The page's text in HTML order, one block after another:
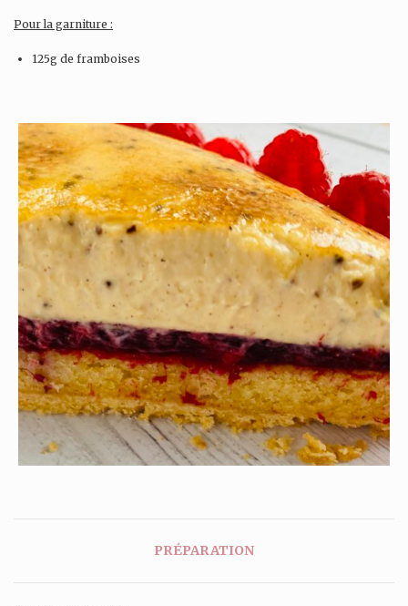
Pour la garniture :
125g de framboises
PRÉPARATION